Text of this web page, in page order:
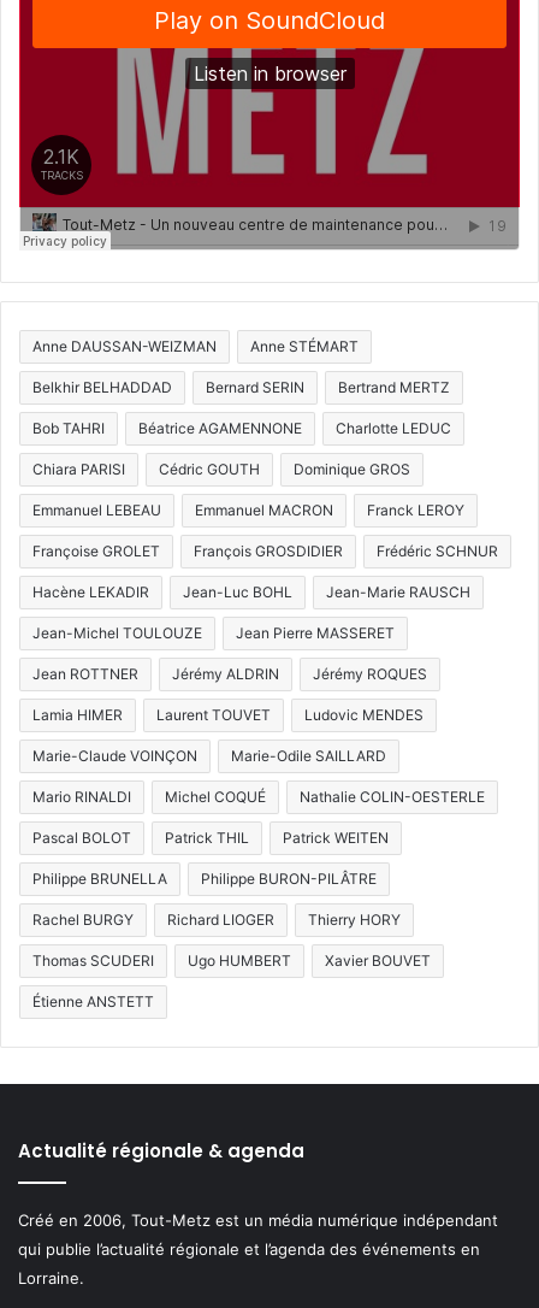
Anne DAUSSAN-WEIZMAN Anne STÉMART
Belkhir BELHADDAD Bernard SERIN Bertrand MERTZ
Bob TAHRI Béatrice AGAMENNONE Charlotte LEDUC
Chiara PARISI Cédric GOUTH Dominique GROS
Emmanuel LEBEAU Emmanuel MACRON Franck LEROY
Françoise GROLET François GROSDIDIER Frédéric SCHNUR
Hacène LEKADIR Jean-Luc BOHL Jean-Marie RAUSCH
Jean-Michel TOULOUZE Jean Pierre MASSERET
Jean ROTTNER Jérémy ALDRIN Jérémy ROQUES
Lamia HIMER Laurent TOUVET Ludovic MENDES
Marie-Claude VOINÇON Marie-Odile SAILLARD
Mario RINALDI Michel COQUÉ Nathalie COLIN-OESTERLE
Pascal BOLOT Patrick THIL Patrick WEITEN
Philippe BRUNELLA Philippe BURON-PILÂTRE
Rachel BURGY Richard LIOGER Thierry HORY
Thomas SCUDERI Ugo HUMBERT Xavier BOUVET
Étienne ANSTETT
Actualité régionale & agenda
Créé en 2006, Tout-Metz est un média numérique indépendant
qui publie l’actualité régionale et l’agenda des événements en
Lorraine.